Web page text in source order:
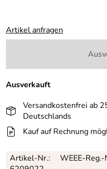
Artikel anfragen
Ausverkauft
Versandkostenfrei ab
Deutschlands
Kauf auf Rechnung
Artikel-Nr.:
WEEE-